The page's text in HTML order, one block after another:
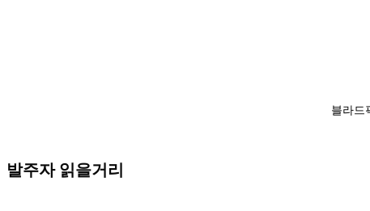
블라드
발주자 읽을거리